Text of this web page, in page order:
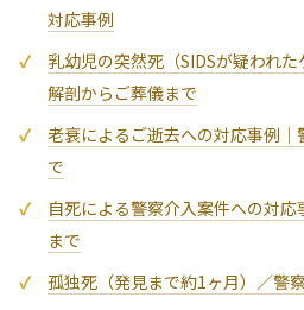
対応事例
乳幼児の突然死（SIDSが疑われ
解剖からご葬儀まで
老衰によるご逝去への対応事例
で
自死による警察介入案件への対
まで
孤独死（発見まで約1ヶ月）／警